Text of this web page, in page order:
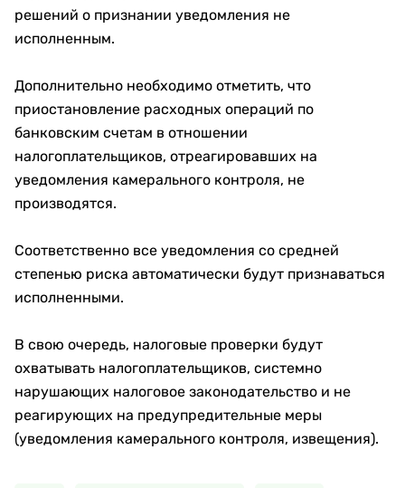
решений о признании уведомления не
исполненным.
Дополнительно необходимо отметить, что
приостановление расходных операций по
банковским счетам в отношении
налогоплательщиков, отреагировавших на
уведомления камерального контроля, не
производятся.
Соответственно все уведомления со средней
степенью риска автоматически будут признаваться
исполненными.
В свою очередь, налоговые проверки будут
охватывать налогоплательщиков, системно
нарушающих налоговое законодательство и не
реагирующих на предупредительные меры
(уведомления камерального контроля, извещения).